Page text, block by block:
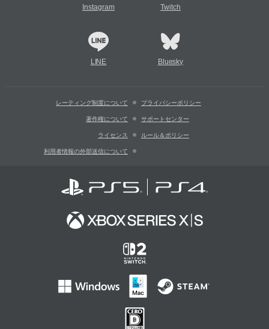
Instagram Twitch
LINE Bluesky
レーティング制度について プライバシーポリシー
著作権について サポートセンター
ライセンス ルール＆ポリシー
利用者情報の外部送信について